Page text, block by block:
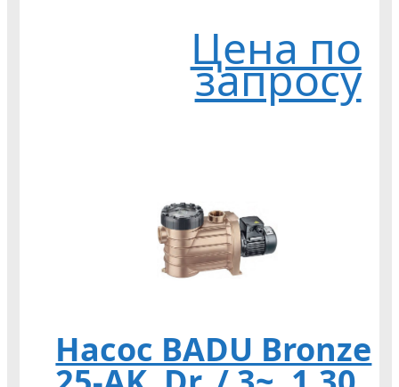
Цена по
запросу
Насос BADU Bronze